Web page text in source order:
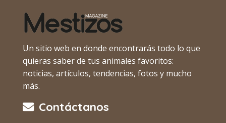
Un sitio web en donde encontrarás todo lo que
quieras saber de tus animales favoritos:
noticias, artículos, tendencias, fotos y mucho
más.
Contáctanos